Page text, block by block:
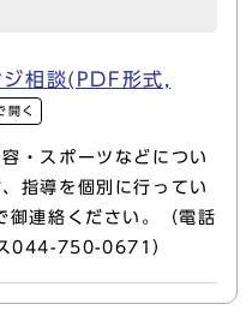
相談(PDF形式,
開く
・スポーツなどについ
指導を個別に行ってい
御連絡ください。（電話
044-750-0671）